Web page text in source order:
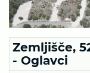
Zemljišče,
- Oglavci